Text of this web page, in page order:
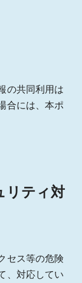
の共同利用は
合には、本ポ
リティ対
セス等の危険
、対応してい